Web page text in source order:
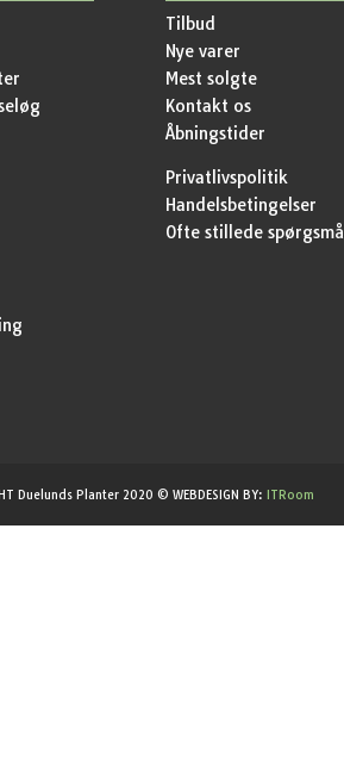
Tilbud
Nye varer
Mest solgte
Kontakt os
Åbningstider
Privatlivspolitik
Handelsbetingelser
Ofte stillede spørgsmål
Duelunds Planter 2020 © WEBDESIGN BY: ITRoom